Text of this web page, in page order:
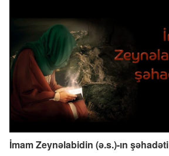
İmam Zeynəlabidin (ə.s.)-ın şəhadəti